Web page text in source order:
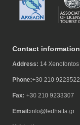
Contact information
Address: 14 Xenofontos
Phone:+30 210 9223522
Fax: +30 210 9233307
Email:info@fedhatta.gr